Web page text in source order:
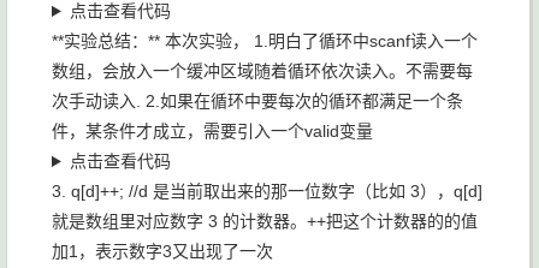
点击查看代码
**实验总结：** 本次实验， 1.明白了循环中scanf读入一个
数组，会放入一个缓冲区域随着循环依次读入。不需要每
次手动读入. 2.如果在循环中要每次的循环都满足一个条
件，某条件才成立，需要引入一个valid变量
点击查看代码
3. q[d]++; //d 是当前取出来的那一位数字（比如 3），q[d]
就是数组里对应数字 3 的计数器。++把这个计数器的的值
加1，表示数字3又出现了一次